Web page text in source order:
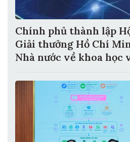
Chính phủ thành lập
Giải thưởng Hồ Chí
Nhà nước về khoa học